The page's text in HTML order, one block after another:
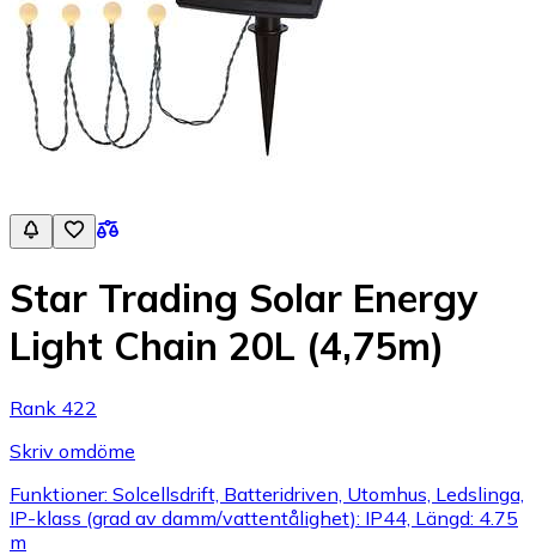
Star Trading Solar Energy
Light Chain 20L (4,75m)
Rank 422
Skriv omdöme
Funktioner: Solcellsdrift, Batteridriven, Utomhus, Ledslinga,
IP-klass (grad av damm/vattentålighet): IP44, Längd: 4.75
m